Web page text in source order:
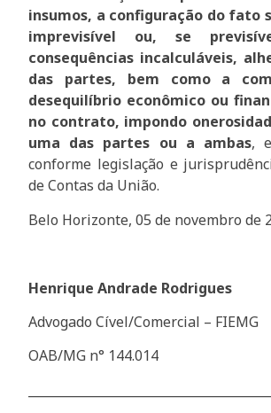
insumos, a configuração do fato
imprevisível ou, se
consequências incalculáveis,
das partes, bem como a
desequilíbrio econômico ou
no contrato, impondo
uma das partes ou a ambas,
conforme legislação e
de Contas da União.
Belo Horizonte, 05 de novembro de
Henrique Andrade Rodrigues
Advogado Cível/Comercial – FIEMG
OAB/MG n° 144.014